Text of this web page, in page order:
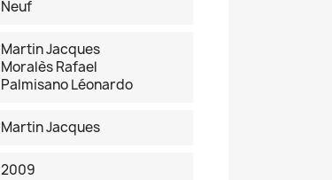
Neuf
Martin Jacques
Moralès Rafael
Palmisano Léonardo
Martin Jacques
2009